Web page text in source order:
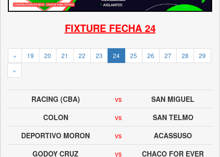
FIXTURE FECHA 24
« 19 20 21 22 23 24 25 26 27 28
29
»
RACING (CBA) vs
SAN MIGUEL
COLON
vs
SAN TELMO
DEPORTIVO MORON
vs
ACASSUSO
GODOY CRUZ
vs
CHACO FOR EVER